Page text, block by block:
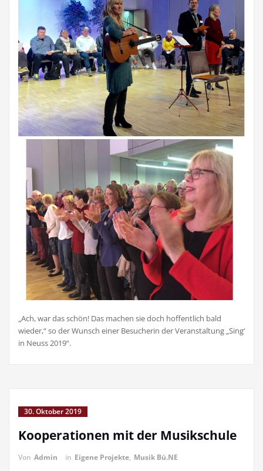
„Ach, war das schön! Das machen sie doch hoffentlich bald
wieder,“ so der Wunsch einer Besucherin der Veranstaltung „Sing‘
in Neuss 2019“.
30. Oktober 2019
Kooperationen mit der Musikschule
Von Admin in Eigene Projekte, Musik Bü.NE